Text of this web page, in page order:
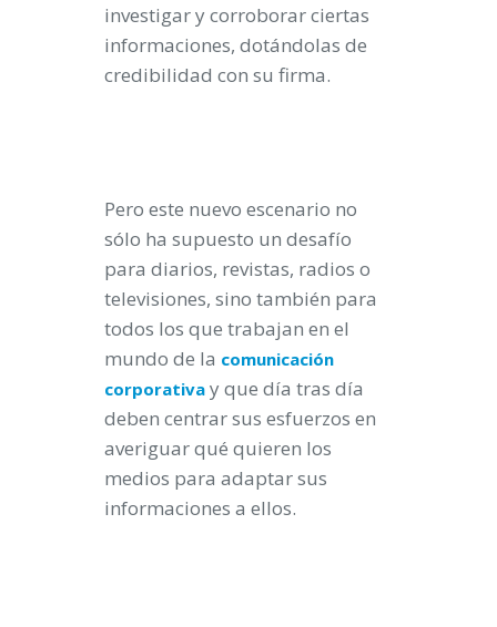
investigar y corroborar ciertas
informaciones, dotándolas de
credibilidad con su firma.
Pero este nuevo escenario no
sólo ha supuesto un desafío
para diarios, revistas, radios o
televisiones, sino también para
todos los que trabajan en el
mundo de la comunicación
corporativa y que día tras día
deben centrar sus esfuerzos en
averiguar qué quieren los
medios para adaptar sus
informaciones a ellos.